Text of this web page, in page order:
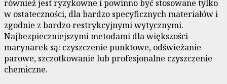
również jest ryzykowne i powinno być stosowane tylko
w ostateczności, dla bardzo specyficznych materiałów i
zgodnie z bardzo restrykcyjnymi wytycznymi.
Najbezpieczniejszymi metodami dla większości
marynarek są: czyszczenie punktowe, odświeżanie
parowe, szczotkowanie lub profesjonalne czyszczenie
chemiczne.